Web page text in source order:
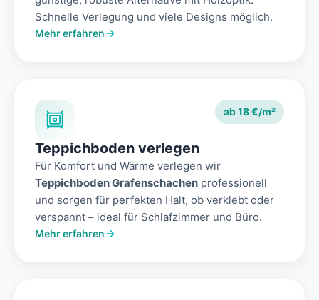
Schnelle Verlegung und viele Designs möglich.
Mehr erfahren
ab 18 €/m²
Teppichboden verlegen
Für Komfort und Wärme verlegen wir
Teppichboden Grafenschachen professionell
und sorgen für perfekten Halt, ob verklebt oder
verspannt – ideal für Schlafzimmer und Büro.
Mehr erfahren